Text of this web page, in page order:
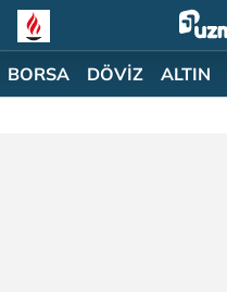
BORSA DÖVİZ ALTIN